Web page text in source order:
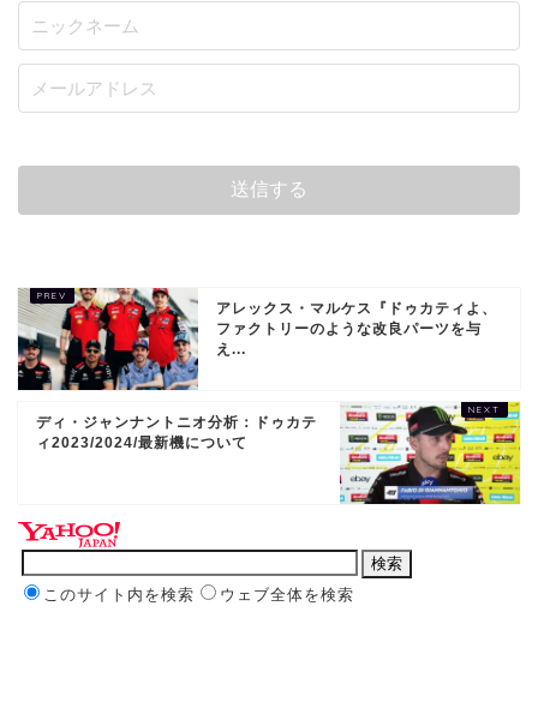
アレックス・マルケス『ドゥカティよ、
ファクトリーのような改良パーツを与
え...
ディ・ジャンナントニオ分析：ドゥカテ
ィ2023/2024/最新機について
このサイト内を検索 ウェブ全体を検索